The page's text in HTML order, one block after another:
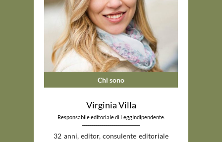
Chi sono
Virginia Villa
Responsabile editoriale di LeggIndipendente.
_____________________________
32 anni, editor, consulente editoriale